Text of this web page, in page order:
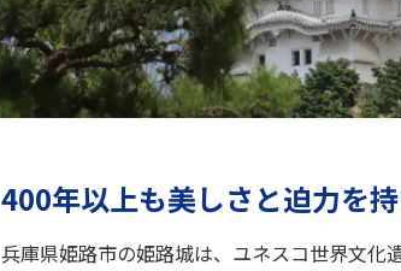
400年以上も美しさと迫力を
兵庫県姫路市の姫路城は、ユネスコ世界文化